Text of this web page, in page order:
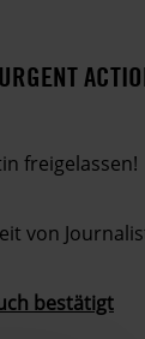
freigelassen!
von
bestätigt